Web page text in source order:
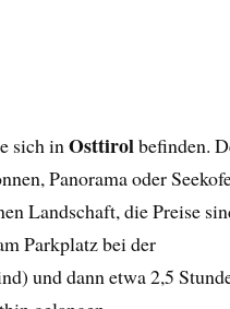
sich inOsttirolbefinden.
Panorama oder
Landschaft, die Preise
Parkplatz bei der
und dann etwa 2,5